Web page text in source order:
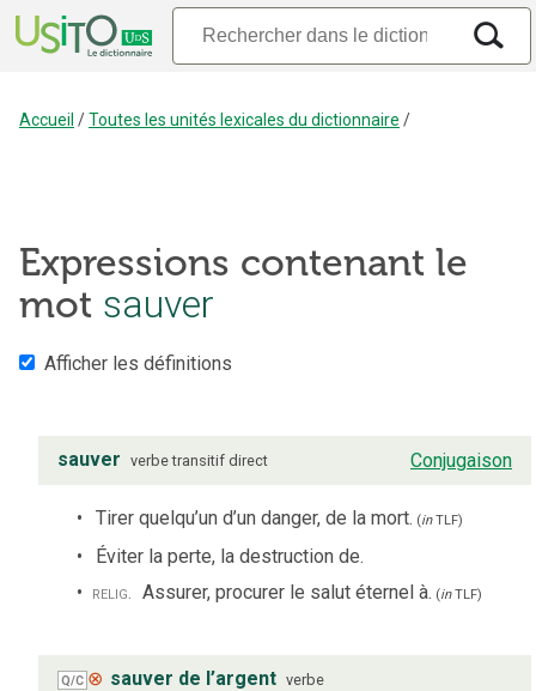
Accueil /Toutes les unités lexicales du dictionnaire /
Expressions contenant le
mot sauver
Afficher les définitions
sauver verbe transitif direct Conjugaison
Tirer quelqu’un d’un danger, de la mort. (inTLF)
Éviter la perte, la destruction de.
relig. Assurer, procurer le salut éternel à. (inTLF)
Q/C ⊗ sauver de l’argent verbe